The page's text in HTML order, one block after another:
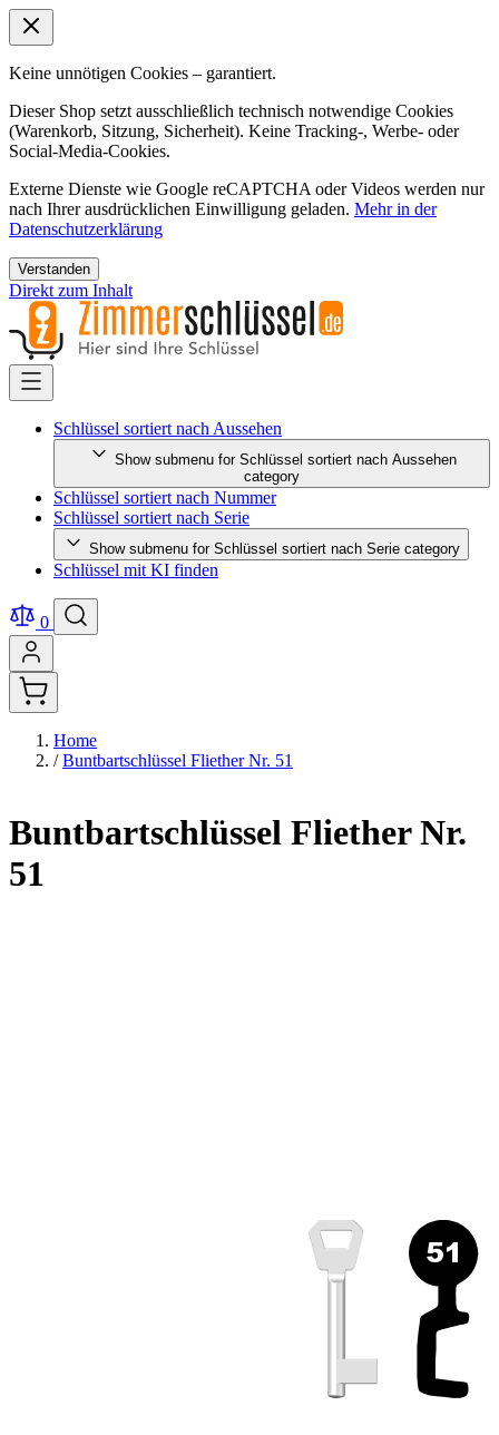
Keine unnötigen Cookies – garantiert.
Dieser Shop setzt ausschließlich technisch notwendige Cookies
(Warenkorb, Sitzung, Sicherheit). Keine Tracking-, Werbe- oder
Social-Media-Cookies.
Externe Dienste wie Google reCAPTCHA oder Videos werden nur
nach Ihrer ausdrücklichen Einwilligung geladen. Mehr in der
Datenschutzerklärung
Verstanden
Direkt zum Inhalt
Schlüssel sortiert nach Aussehen
Show submenu for Schlüssel sortiert nach Aussehen
category
Schlüssel sortiert nach Nummer
Schlüssel sortiert nach Serie
Show submenu for Schlüssel sortiert nach Serie category
Schlüssel mit KI finden
0
Home
/ Buntbartschlüssel Fliether Nr. 51
Buntbartschlüssel Fliether Nr.
51